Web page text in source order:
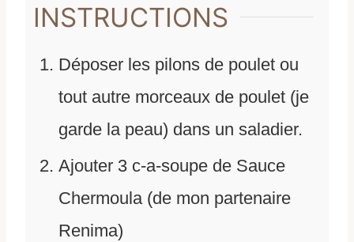
INSTRUCTIONS
Déposer les pilons de poulet ou
tout autre morceaux de poulet (je
garde la peau) dans un saladier.
Ajouter 3 c-a-soupe de Sauce
Chermoula (de mon partenaire
Renima)